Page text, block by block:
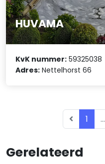
Gerelateerd
HUVAMA
KvK nummer: 59325038
Adres: Nettelhorst 66
1 ...